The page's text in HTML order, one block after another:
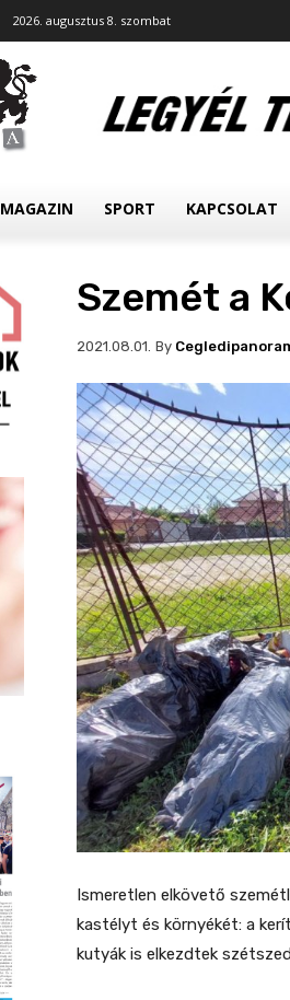
2026. augusztus 8. szombat
MAGAZIN SPORT KAPCSOLAT
Szemét a
2021.08.01. By
Ismeretlen elkövető
kastélyt és környékét: a
kutyák is elkezdtek